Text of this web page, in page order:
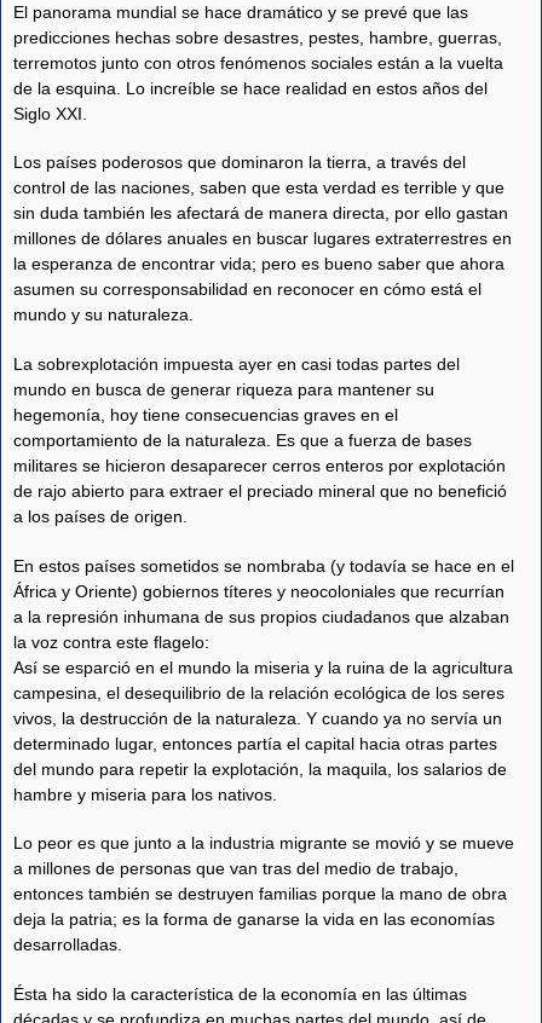
El panorama mundial se hace dramático y se prevé que las
predicciones hechas sobre desastres, pestes, hambre, guerras,
terremotos junto con otros fenómenos sociales están a la vuelta
de la esquina. Lo increíble se hace realidad en estos años del
Siglo XXI.
Los países poderosos que dominaron la tierra, a través del
control de las naciones, saben que esta verdad es terrible y que
sin duda también les afectará de manera directa, por ello gastan
millones de dólares anuales en buscar lugares extraterrestres en
la esperanza de encontrar vida; pero es bueno saber que ahora
asumen su corresponsabilidad en reconocer en cómo está el
mundo y su naturaleza.
La sobrexplotación impuesta ayer en casi todas partes del
mundo en busca de generar riqueza para mantener su
hegemonía, hoy tiene consecuencias graves en el
comportamiento de la naturaleza. Es que a fuerza de bases
militares se hicieron desaparecer cerros enteros por explotación
de rajo abierto para extraer el preciado mineral que no benefició
a los países de origen.
En estos países sometidos se nombraba (y todavía se hace en el
África y Oriente) gobiernos títeres y neocoloniales que recurrían
a la represión inhumana de sus propios ciudadanos que alzaban
la voz contra este flagelo:
Así se esparció en el mundo la miseria y la ruina de la agricultura
campesina, el desequilibrio de la relación ecológica de los seres
vivos, la destrucción de la naturaleza. Y cuando ya no servía un
determinado lugar, entonces partía el capital hacia otras partes
del mundo para repetir la explotación, la maquila, los salarios de
hambre y miseria para los nativos.
Lo peor es que junto a la industria migrante se movió y se mueve
a millones de personas que van tras del medio de trabajo,
entonces también se destruyen familias porque la mano de obra
deja la patria; es la forma de ganarse la vida en las economías
desarrolladas.
Ésta ha sido la característica de la economía en las últimas
décadas y se profundiza en muchas partes del mundo, así de